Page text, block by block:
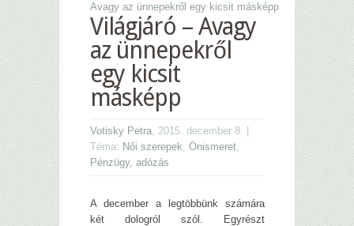
Avagy az ünnepekről egy kicsit másképp
Világjáró – Avagy
az ünnepekről
egy kicsit
másképp
Votisky Petra, 2015. december 8. |
Téma: Női szerepek, Önismeret,
Pénzügy, adózás
A december a legtöbbünk számára
két dologról szól. Egyrészt